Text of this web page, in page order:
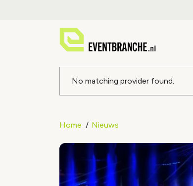
No matching provider found.
Home Nieuws